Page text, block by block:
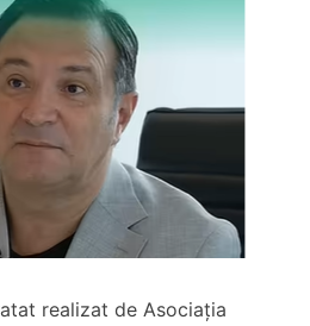
realizat de Asociația